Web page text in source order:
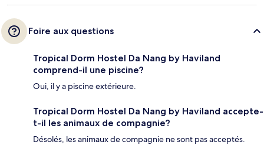
Foire aux questions
Tropical Dorm Hostel Da Nang by Haviland
comprend-il une piscine?
Oui, il y a piscine extérieure.
Tropical Dorm Hostel Da Nang by Haviland accepte-
t-il les animaux de compagnie?
Désolés, les animaux de compagnie ne sont pas acceptés.